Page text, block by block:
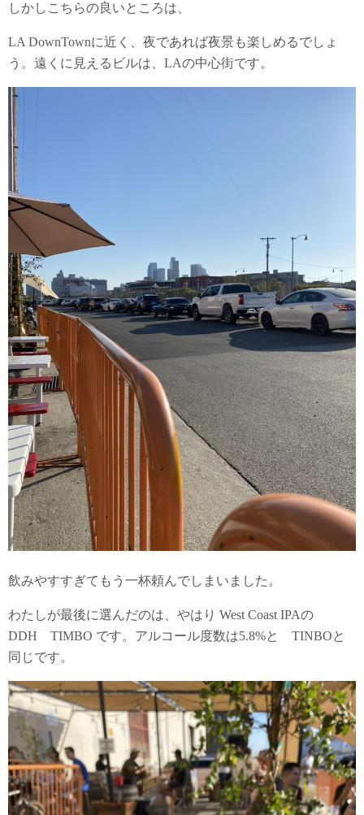
しかしこちらの良いところは、
LA DownTownに近く、夜であれば夜景も楽しめるでしょ
う。遠くに見えるビルは、LAの中心街です。
飲みやすすぎてもう一杯頼んでしまいました。
わたしが最後に選んだのは、やはり West Coast IPAの
DDH TIMBO です。アルコール度数は5.8%と TINBOと
同じです。